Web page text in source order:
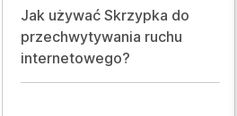
Jak używać Skrzypka do
przechwytywania ruchu
internetowego?